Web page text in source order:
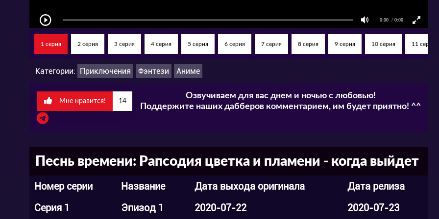
1 серия 2 серия 3 серия 4 серия 5 серия 6 серия 7 серия 8 серия 9 серия 10 серия 11 серия
Категории: Приключения Фэнтези Аниме
Мне нравится! 14
Озвучиваем для вас днем и ночью с любовью!
Поддержите наших дабберов комментарием, им будет приятно! ^^
Песнь времени: Рапсодия цветка и пламени - когда выйдет
Номер серии Название Дата выхода оригинала
Дата релиза
Серия 1
Эпизод 1 2020-07-22
2020-07-23